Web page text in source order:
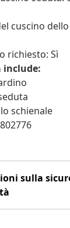
cuscino
richiesto: Sì
include:
schienale
sulla